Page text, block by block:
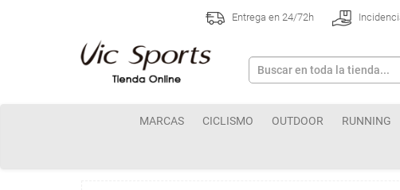
Entrega en 24/72h
MARCAS CICLISMO OUTDOOR RUNNING